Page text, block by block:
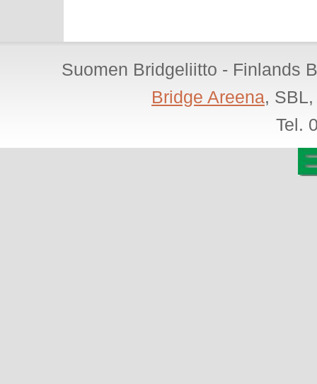
Suomen Bridgeliitto - Finlands
Bridge Areena,
Tel.